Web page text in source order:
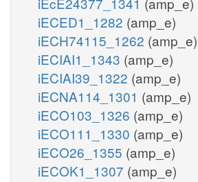
iECED1_1282 (amp_e)
iECH74115_1262 (amp_e)
iECIAI1_1343 (amp_e)
iECIAI39_1322 (amp_e)
iECNA114_1301 (amp_e)
iECO103_1326 (amp_e)
iECO111_1330 (amp_e)
iECO26_1355 (amp_e)
iECOK1_1307 (amp_e)